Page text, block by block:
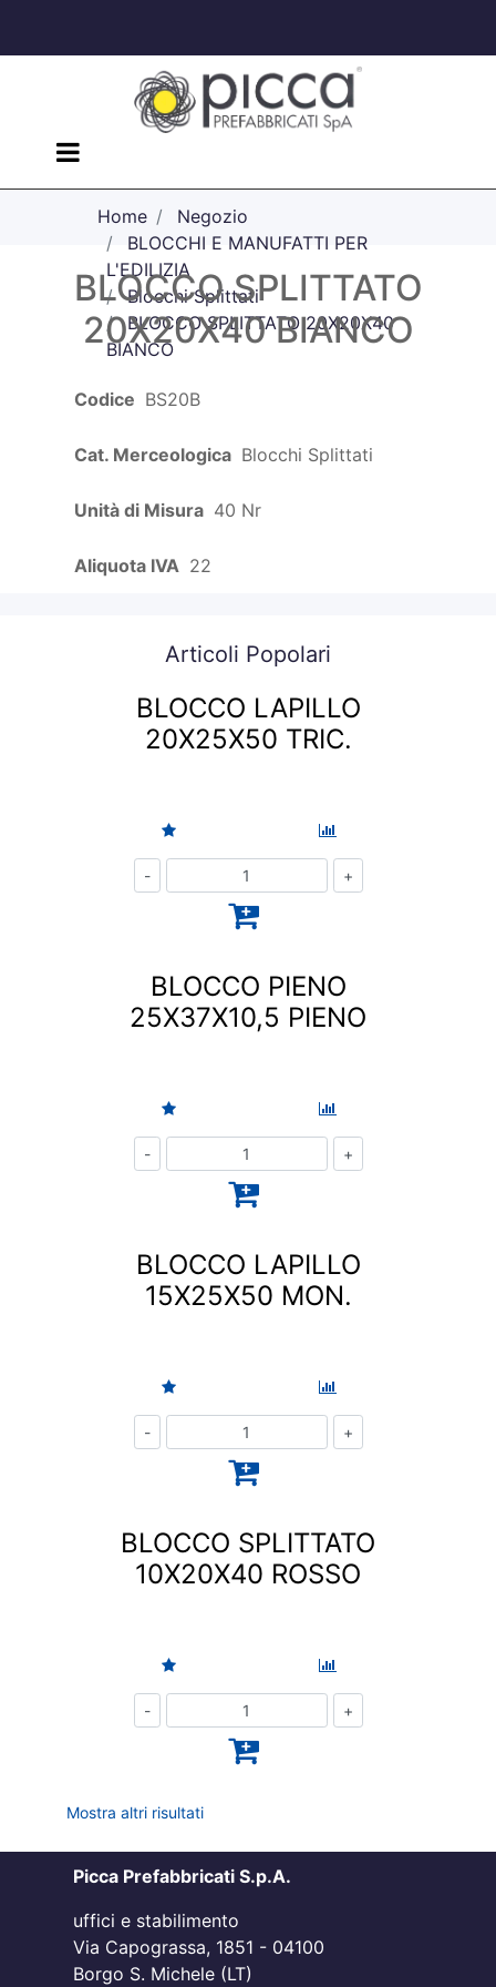
Open menu
Home
Negozio
BLOCCHI E MANUFATTI PER
L'EDILIZIA
Blocchi Splittati
BLOCCO SPLITTATO 20X20X40
BIANCO
BLOCCO SPLITTATO
20X20X40 BIANCO
Codice BS20B
Cat. Merceologica Blocchi Splittati
Unità di Misura 40 Nr
Aliquota IVA 22
Articoli Popolari
BLOCCO LAPILLO
20X25X50 TRIC.
BLOCCO PIENO
25X37X10,5 PIENO
BLOCCO LAPILLO
15X25X50 MON.
BLOCCO SPLITTATO
10X20X40 ROSSO
Mostra altri risultati
Picca Prefabbricati S.p.A.
uffici e stabilimento
Via Capograssa, 1851 - 04100
Borgo S. Michele (LT)